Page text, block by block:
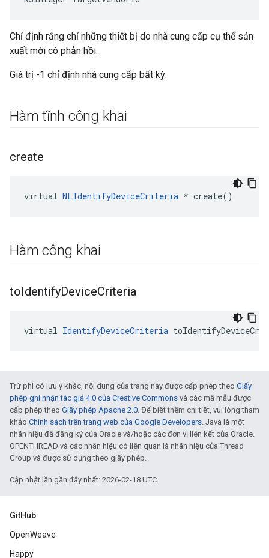
Chỉ định rằng chỉ những thiết bị do nhà cung cấp cụ thể sản
xuất mới có phản hồi.
Giá trị -1 chỉ định nhà cung cấp bất kỳ.
Hàm tĩnh công khai
create
virtual NLIdentifyDeviceCriteria * create()
Hàm công khai
toIdentifyDeviceCriteria
virtual IdentifyDeviceCriteria
Trừ phi có lưu ý khác, nội dung của trang này được cấp phép theo Giấy
phép ghi nhận tác giả 4.0 của Creative Commons và các mã mẫu được
cấp phép theo Giấy phép Apache 2.0. Để biết thêm chi tiết, vui lòng tham
khảo Chính sách trên trang web của Google Developers. Java là một
nhãn hiệu đã đăng ký của Oracle và/hoặc các đơn vị liên kết của Oracle.
OPENTHREAD và các nhãn hiệu có liên quan là nhãn hiệu của Thread
Group và được sử dụng theo giấy phép.
Cập nhật lần gần đây nhất: 2026-02-18 UTC.
GitHub
OpenWeave
Happy